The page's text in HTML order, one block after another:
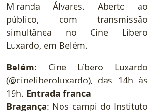
Miranda Álvares. Aberto ao
público, com transmissão
simultânea no Cine Líbero
Luxardo, em Belém.
Belém: Cine Líbero Luxardo
(@cineliberoluxardo), das 14h às
19h. Entrada franca
Bragança: Nos campi do Instituto